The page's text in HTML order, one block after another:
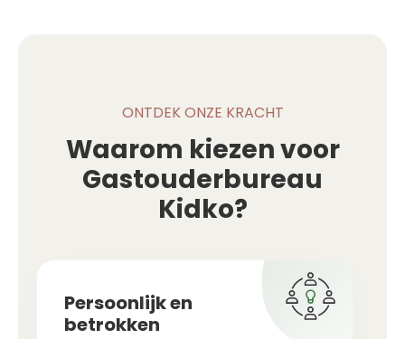
ONTDEK ONZE KRACHT
Waarom kiezen voor
Gastouderbureau
Kidko?
Persoonlijk en
betrokken